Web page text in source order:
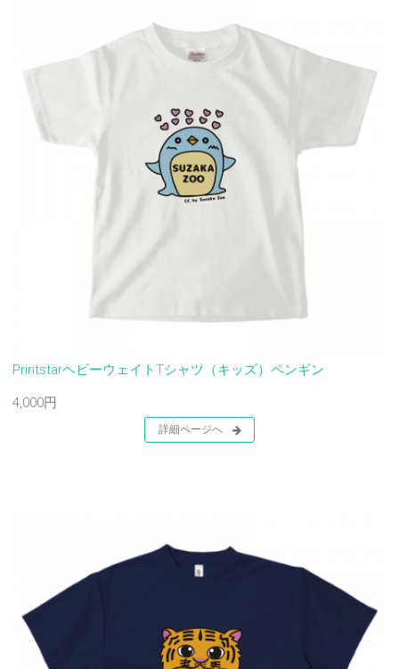
PrintstarヘビーウェイトTシャツ（キッズ）ペンギン
4,000円
詳細ページへ